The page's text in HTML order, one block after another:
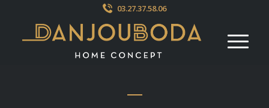
03.27.37.58.06